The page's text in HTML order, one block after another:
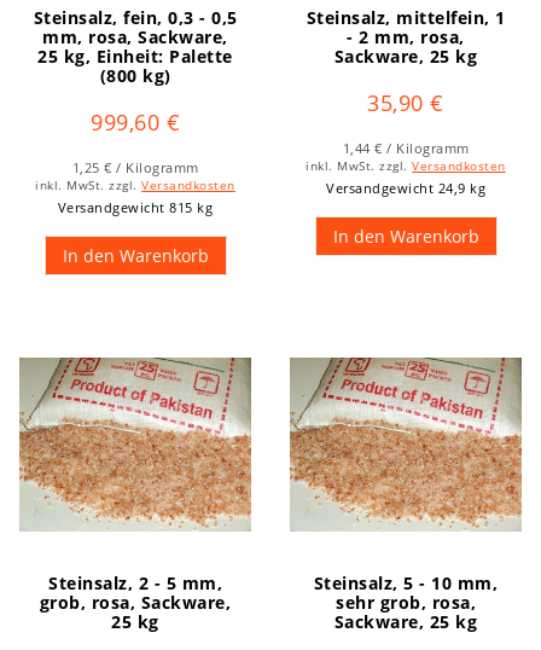
Steinsalz, fein, 0,3 - 0,5
mm, rosa, Sackware,
25 kg, Einheit: Palette
(800 kg)
999,60 €
1,25 € / Kilogramm
inkl. MwSt. zzgl.Versandkosten
Versandgewicht 815 kg
In den Warenkorb
Steinsalz, mittelfein, 1
- 2 mm, rosa,
Sackware, 25 kg
35,90 €
1,44 € / Kilogramm
inkl. MwSt. zzgl.Versandkosten
Versandgewicht 24,9 kg
In den Warenkorb
Steinsalz, 2 - 5 mm,
grob, rosa, Sackware,
25 kg
Steinsalz, 5 - 10 mm,
sehr grob, rosa,
Sackware, 25 kg